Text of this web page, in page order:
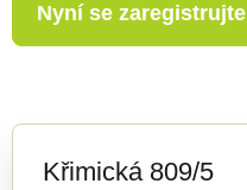
Nyní se zaregistrujte
Křimická 809/5